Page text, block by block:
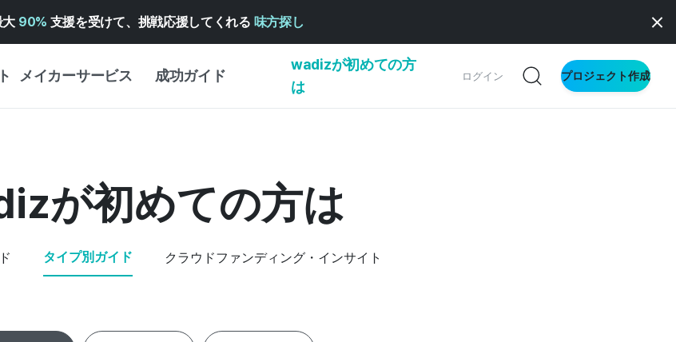
大 90% 支援を受けて、挑戦応援してくれる 味方探し
メイカーサービス 成功ガイド
wadizが初めての方
は
ログイン プロジェクト作成
ヘルプセンター ↗︎
WADIZ・スクール
FOR GLOBAL MAKER
韓国語ガイド
体験型
創作型
が初めての方は
タイプ別ガイド クラウドファンディング・インサイト